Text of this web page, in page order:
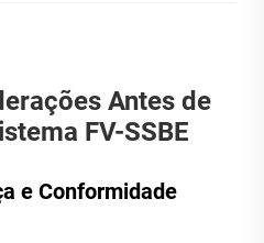
Antes de
FV-SSBE
e Conformidade